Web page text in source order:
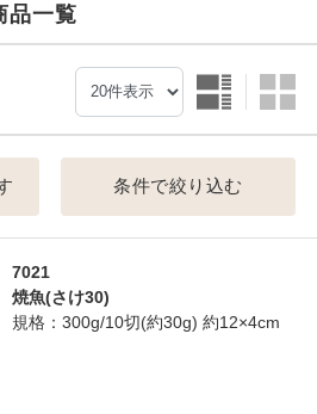
品一覧
条件で絞り込む
7021
焼魚(さけ30)
規格：300g/10切(約30g) 約12×4cm